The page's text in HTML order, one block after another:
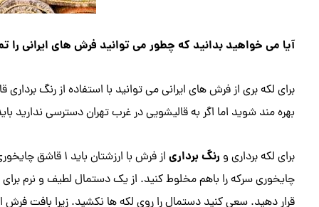
آیا می خواهید بدانید که چطور می توانید فرش های ایرانی را
برای لکه بری از فرش های ایرانی می توانید با استفاده از رنگ
بهره مند شوید اما اگر به قالیشویی در غرب تهران دسترسی ندارید
برای لکه برداری و رنگ برداری
از فرش با
چایخوری سرکه را باهم مخلوط کنید. از یک دستمال لطیف و نرم